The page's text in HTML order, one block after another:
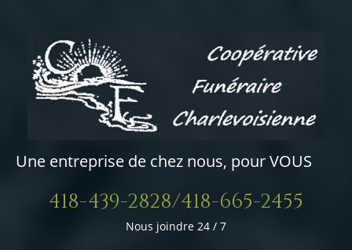
Une entreprise de chez nous, pour VOUS
418-439-2828/418-665-2455
Nous joindre 24 / 7